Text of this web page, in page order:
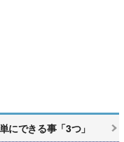
できる事「3つ」